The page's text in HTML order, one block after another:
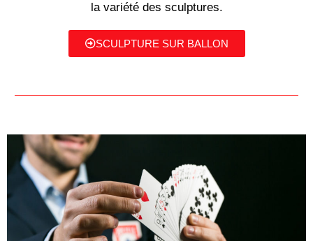
la variété des sculptures.
SCULPTURE SUR BALLON